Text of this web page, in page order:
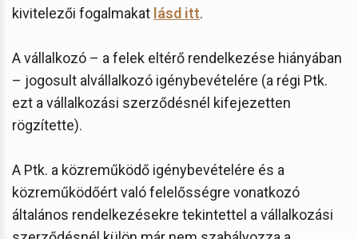
kivitelezői fogalmakat lásd itt.
A vállalkozó – a felek eltérő rendelkezése hiányában
– jogosult alvállalkozó igénybevételére (a régi Ptk.
ezt a vállalkozási szerződésnél kifejezetten
rögzítette).
A Ptk. a közreműködő igénybevételére és a
közreműködőért való felelősségre vonatkozó
általános rendelkezésekre tekintettel a vállalkozási